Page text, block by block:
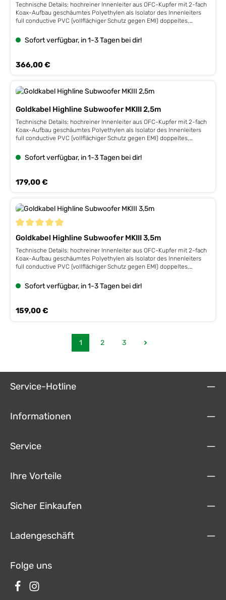
Technische Details: hochreiner Innenleiter aus OFC-Kupfer mit 2-fach
Koax-Aufbau geschäumtes Polyethylen als Isolator des Innenleiters
full conductive PVC (vollflächiger Schutz gegen EMI) doppeltes,
verspannbare Cinchstecker für festen Sitz auf der Buchse vergoldete
Kontakte hochwertiges Außengewebe mit feiner Haptik
Sofort verfügbar, in 1-3 Tagen bei dir!
Regulärer Preis:
366,00 €
Goldkabel Highline Subwoofer MKIII 2,5m
Technische Details: hochreiner Innenleiter aus OFC-Kupfer mit 2-fach
Koax-Aufbau geschäumtes Polyethylen als Isolator des Innenleiters
full conductive PVC (vollflächiger Schutz gegen EMI) doppeltes,
verspannbare Cinchstecker für festen Sitz auf der Buchse vergoldete
Kontakte hochwertiges Außengewebe mit feiner Haptik
Sofort verfügbar, in 1-3 Tagen bei dir!
Regulärer Preis:
179,00 €
Durchschnittliche Bewertung von 5 von 5 Sternen
Goldkabel Highline Subwoofer MKIII 3,5m
Technische Details: hochreiner Innenleiter aus OFC-Kupfer mit 2-fach
Koax-Aufbau geschäumtes Polyethylen als Isolator des Innenleiters
full conductive PVC (vollflächiger Schutz gegen EMI) doppeltes,
verspannbare Cinchstecker für festen Sitz auf der Buchse vergoldete
Kontakte hochwertiges Außengewebe mit feiner Haptik
Sofort verfügbar, in 1-3 Tagen bei dir!
Regulärer Preis:
159,00 €
Seite
1
Seite
2
Seite
3
Service-Hotline
Informationen
Service
Ihre Vorteile
Sicher Einkaufen
Ladengeschäft
Folge uns